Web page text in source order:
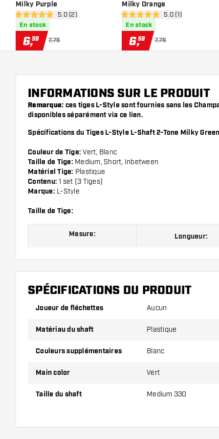
Milky Purple
ouvrir le panneau des avis
5 étoiles de notation
5.0 (2)
En stock
6,59 7,75
Milky Orange
ouvrir le panneau
5 étoiles de notation
5.0 (1)
En stock
6,59 7,75
INFORMATIONS SUR LE PRODUIT
Remarque: ces tiges L-Style sont fournies sans les
disponibles séparément via ce lien.
Spécifications du Tiges L-Style L-Shaft 2-Tone Milky
Couleur de Tige: Vert, Blanc
Taille de Tige: Medium, Short, Inbetween
Matériel Tige: Plastique
Contenu: 1 set (3 Tiges)
Marque: L-Style
Taille de Tige:
Mesure: Longueur:
Mesure 190 Short, regarde
Mesure 330 Medium, regarde
Les tiges sont vendus par lot de 3.
Conseil de Dartshopper !
Veillez à disposer d'un grand nombre d'ailettes et
SPÉCIFICATIONS DU PRODUIT
Joueur de fléchettes Aucun
Matériau du shaft Plastique
Couleurs supplémentaires Blanc
Main color Vert
Taille du shaft Medium 330